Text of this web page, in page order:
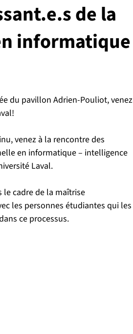
de la
informatique
du pavillon Adrien-Pouliot, venez
venez à la rencontre des
en informatique – intelligence
Laval.
le cadre de la maîtrise
les personnes étudiantes qui les
ce processus.